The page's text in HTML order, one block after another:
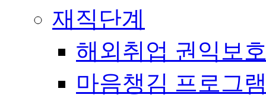
재직단계
해외취업 권익보
마음챙김 프로그